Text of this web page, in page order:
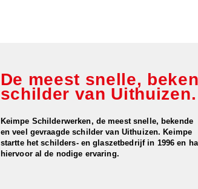
De meest snelle,
schilder van Uithuizen.
Keimpe Schilderwerken, de meest snelle, bekende
en veel gevraagde schilder van Uithuizen. Keimpe
startte het schilders- en glaszetbedrijf in 1996 en
hiervoor al de nodige ervaring.